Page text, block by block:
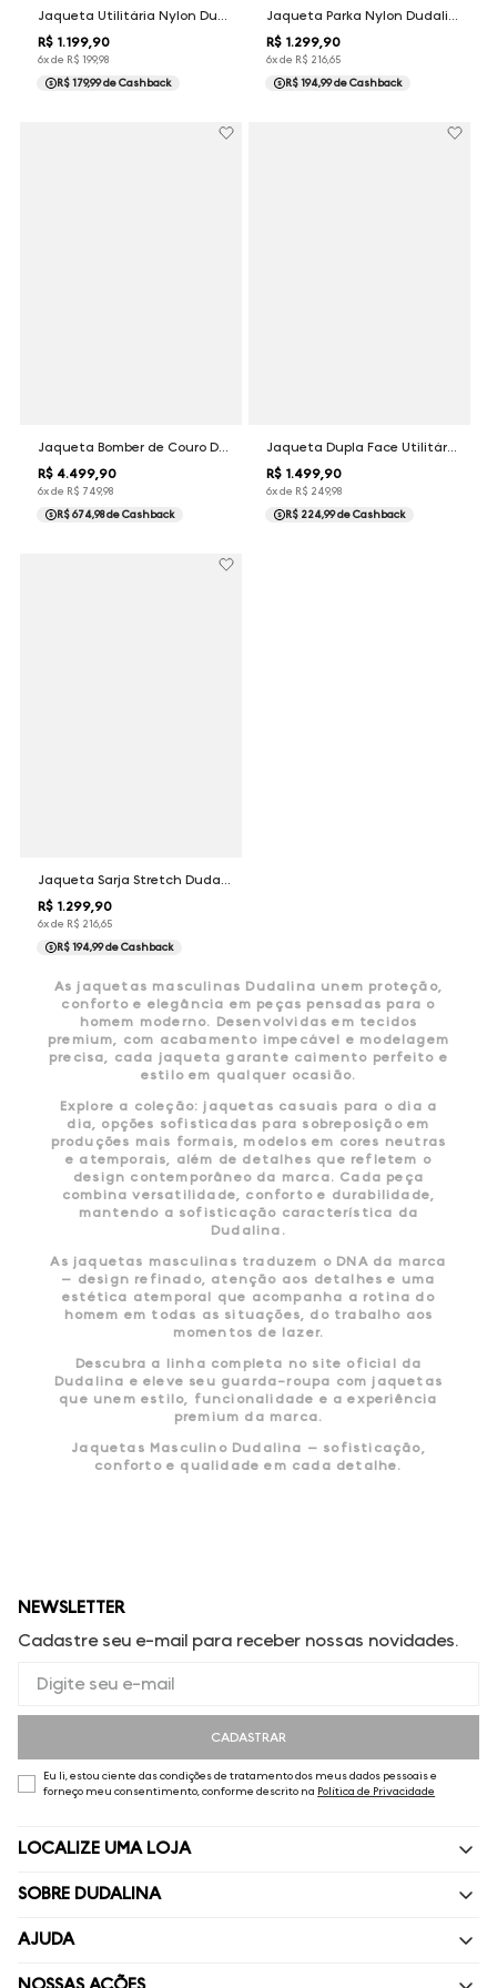
R$ 1.199 90
6x de R$ 199,98
R$ 179,99de Cashback
R$ 1.299 90
6x de R$ 216,65
R$ 194,99de Cashback
Jaqueta Bomber de Couro Dudalina Masculina
R$ 4.499,90
6x de R$ 749,98
R$ 674,98de Cashback
Jaqueta Dupla Face Utilitária Dudalina Masculina
R$ 1.499,90
6x de R$ 249,98
R$ 224,99de Cashback
Jaqueta Sarja Stretch Dudalina Masculina
R$ 1.299,90
6x de R$ 216,65
R$ 194,99de Cashback
As jaquetas masculinas Dudalina unem proteção,
conforto e elegância em peças pensadas para o
homem moderno. Desenvolvidas em tecidos
premium, com acabamento impecável e modelagem
precisa, cada jaqueta garante caimento perfeito e
estilo em qualquer ocasião.
Explore a coleção: jaquetas casuais para o dia a
dia, opções sofisticadas para sobreposição em
produções mais formais, modelos em cores neutras
e atemporais, além de detalhes que refletem o
design contemporâneo da marca. Cada peça
combina versatilidade, conforto e durabilidade,
mantendo a sofisticação característica da
Dudalina.
As jaquetas masculinas traduzem o DNA da marca
— design refinado, atenção aos detalhes e uma
estética atemporal que acompanha a rotina do
homem em todas as situações, do trabalho aos
momentos de lazer.
Descubra a linha completa no site oficial da
Dudalina e eleve seu guarda-roupa com jaquetas
que unem estilo, funcionalidade e a experiência
premium da marca.
Jaquetas Masculino Dudalina — sofisticação,
conforto e qualidade em cada detalhe.
NEWSLETTER
Cadastre seu e-mail para receber nossas novidades.
CADASTRAR
Eu li, estou ciente das condições de tratamento dos meus dados pessoais e
forneço meu consentimento, conforme descrito na Política de Privacidade
LOCALIZE UMA LOJA
SOBRE DUDALINA
Quem Somos
Nossas Lojas
AJUDA
Perguntas Frequentes